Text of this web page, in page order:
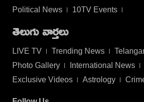
Political News
10TV Events
తెలుగు వార్తలు
LIVE TV Trending News
Photo Gallery
International News
Exclusive Videos
Astrology